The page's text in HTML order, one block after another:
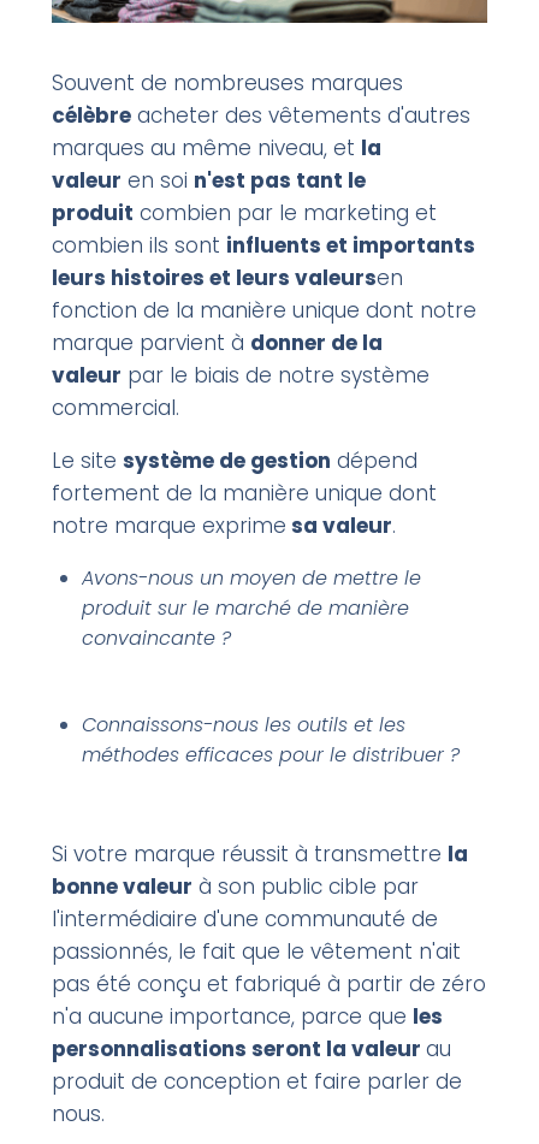
Souvent de nombreuses marques
célèbreacheter des vêtements d'autres
marques au même niveau, et la
valeur en soi n'est pas tant le
produit combien par le marketing et
combien ils sont influents et importants
leurs histoires et leurs valeursen
fonction de la manière unique dont notre
marque parvient à donner de la
valeur par le biais de notre système
commercial.
Le site système de gestion dépend
fortement de la manière unique dont
notre marque exprime sa valeur.
Avons-nous un moyen de mettre le
produit sur le marché de manière
convaincante ?
Connaissons-nous les outils et les
méthodes efficaces pour le distribuer ?
Si votre marque réussit à transmettre la
bonne valeur à son public cible par
l'intermédiaire d'une communauté de
passionnés, le fait que le vêtement n'ait
pas été conçu et fabriqué à partir de zéro
n'a aucune importance, parce que les
personnalisations seront la valeur au
produit de conception et faire parler de
nous.